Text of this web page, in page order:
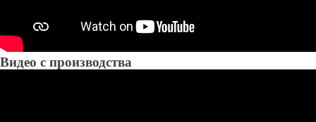
Видео с производства